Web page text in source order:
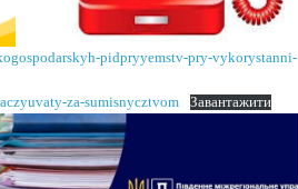
pidpryyemstv-pry-vykorystanni-
za-sumisnycztvom
Завантажити